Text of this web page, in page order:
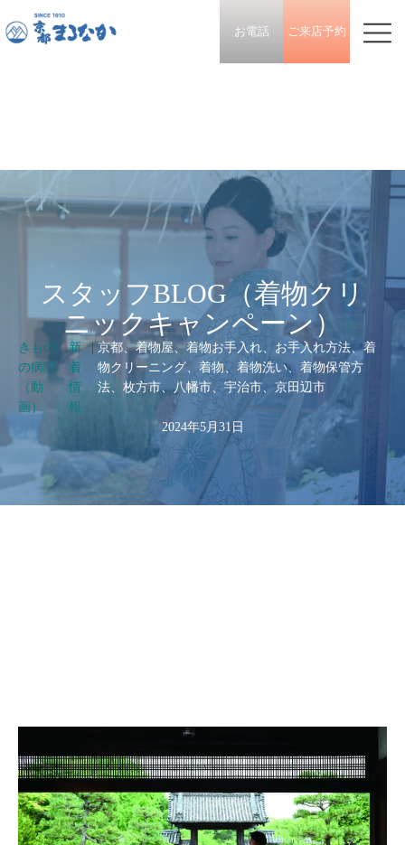
お電話 ご来店予約
スタッフBLOG（着物クリ
ニックキャンペーン）
きもの
の病院
（動
画）
,新
着
情
報
|京都、着物屋、着物お手入れ、お手入れ方法、着
物クリーニング、着物、着物洗い、着物保管方
法、枚方市、八幡市、宇治市、京田辺市
2024年5月31日